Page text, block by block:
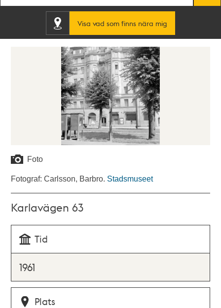
Visa vad som finns nära mig
Foto
Fotograf: Carlsson, Barbro. Stadsmuseet
Karlavägen 63
Tid
1961
Plats